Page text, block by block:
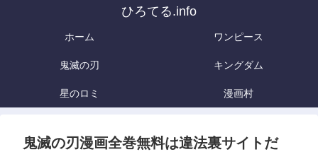
ひろてる.info
ホーム ワンピース
鬼滅の刃 キングダム
星のロミ 漫画村
鬼滅の刃漫画全巻無料は違法裏サイトだ